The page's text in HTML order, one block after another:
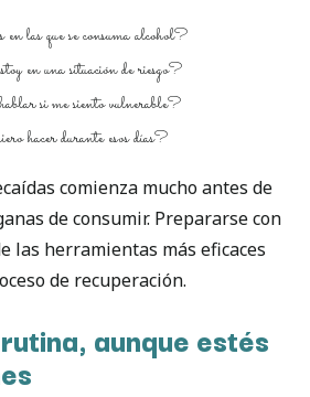
las que se consuma alcohol?
en una situación de riesgo?
si me siento vulnerable?
hacer durante esos días?
comienza mucho antes de
de consumir. Prepararse con
las herramientas más eficaces
de recuperación.
aunque estés